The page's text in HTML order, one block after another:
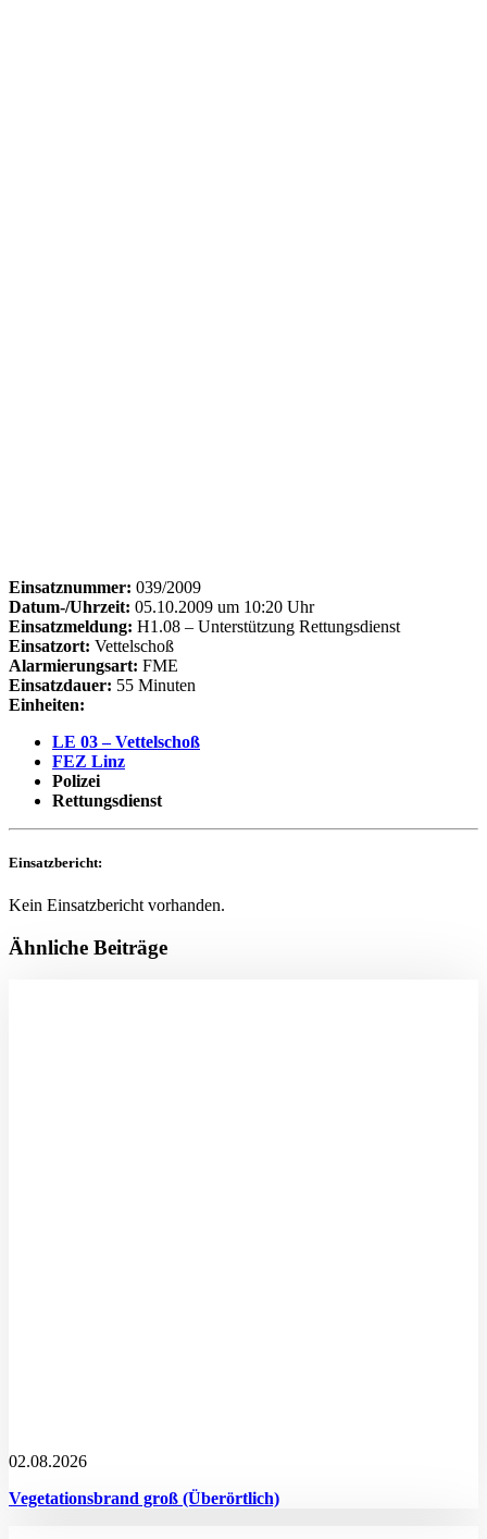
Einsatznummer: 039/2009
Datum-/Uhrzeit: 05.10.2009 um 10:20 Uhr
Einsatzmeldung: H1.08 – Unterstützung Rettungsdienst
Einsatzort: Vettelschoß
Alarmierungsart: FME
Einsatzdauer: 55 Minuten
Einheiten:
LE 03 – Vettelschoß
FEZ Linz
Polizei
Rettungsdienst
Einsatzbericht:
Kein Einsatzbericht vorhanden.
Ähnliche Beiträge
02.08.2026
Vegetationsbrand groß (Überörtlich)